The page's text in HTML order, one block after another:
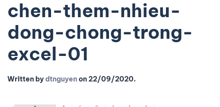
chen-them-nhieu-
dong-chong-trong-
excel-01
Written bydtnguyenon22/09/2020.